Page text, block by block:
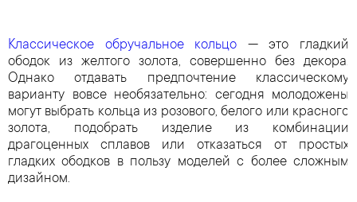
Классическое обручальное кольцо — это гладкий
ободок из желтого золота, совершенно без декора.
Однако отдавать предпочтение классическому
варианту вовсе необязательно: сегодня молодожены
могут выбрать кольца из розового, белого или красного
золота, подобрать изделие из комбинации
драгоценных сплавов или отказаться от простых
гладких ободков в пользу моделей с более сложным
дизайном.